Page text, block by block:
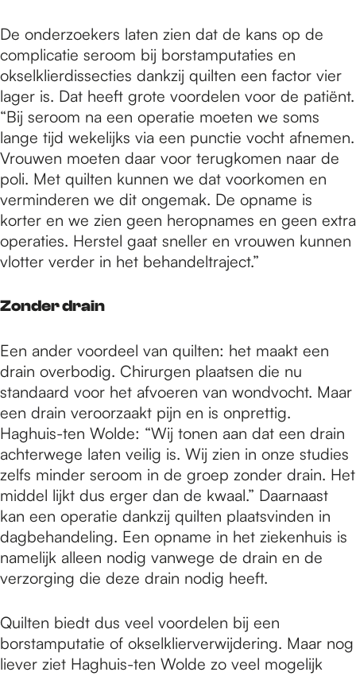
De onderzoekers laten zien dat de kans op de
complicatie seroom bij borstamputaties en
okselklierdissecties dankzij quilten een factor vier
lager is. Dat heeft grote voordelen voor de patiënt.
“Bij seroom na een operatie moeten we soms
lange tijd wekelijks via een punctie vocht afnemen.
Vrouwen moeten daar voor terugkomen naar de
poli. Met quilten kunnen we dat voorkomen en
verminderen we dit ongemak. De opname is
korter en we zien geen heropnames en geen extra
operaties. Herstel gaat sneller en vrouwen kunnen
vlotter verder in het behandeltraject.”
Zonder drain
Een ander voordeel van quilten: het maakt een
drain overbodig. Chirurgen plaatsen die nu
standaard voor het afvoeren van wondvocht. Maar
een drain veroorzaakt pijn en is onprettig.
Haghuis-ten Wolde: “Wij tonen aan dat een drain
achterwege laten veilig is. Wij zien in onze studies
zelfs minder seroom in de groep zonder drain. Het
middel lijkt dus erger dan de kwaal.” Daarnaast
kan een operatie dankzij quilten plaatsvinden in
dagbehandeling. Een opname in het ziekenhuis is
namelijk alleen nodig vanwege de drain en de
verzorging die deze drain nodig heeft.
Quilten biedt dus veel voordelen bij een
borstamputatie of okselklierverwijdering. Maar nog
liever ziet Haghuis-ten Wolde zo veel mogelijk